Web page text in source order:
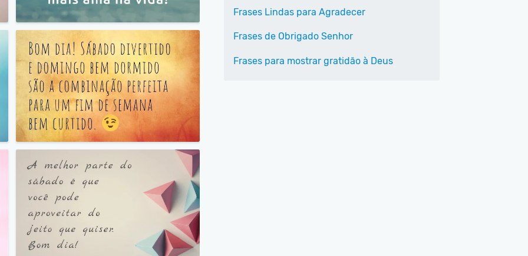
Frases Lindas para Agradecer
Frases de Obrigado Senhor
Frases para mostrar gratidão à Deus